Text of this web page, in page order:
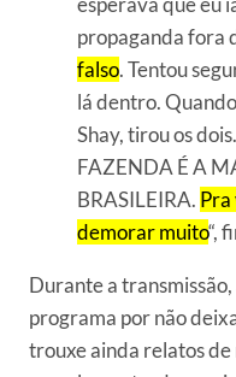
propaganda fora
falso. Tentou
lá dentro.
Shay, tirou os
FAZENDA É A
BRASILEIRA. Pra
demorar muito“,
Durante a
programa por não
trouxe ainda relatos de